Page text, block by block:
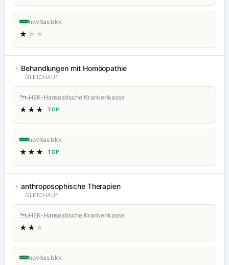
novitas bkk
★ ★★
Behandlungen mit Homöopathie
GLEICHAUF
HEK-Hanseatische Krankenkasse
★★★ TOP
novitas bkk
★★★ TOP
anthroposophische Therapien
GLEICHAUF
HEK-Hanseatische Krankenkasse
★★ ★
novitas bkk